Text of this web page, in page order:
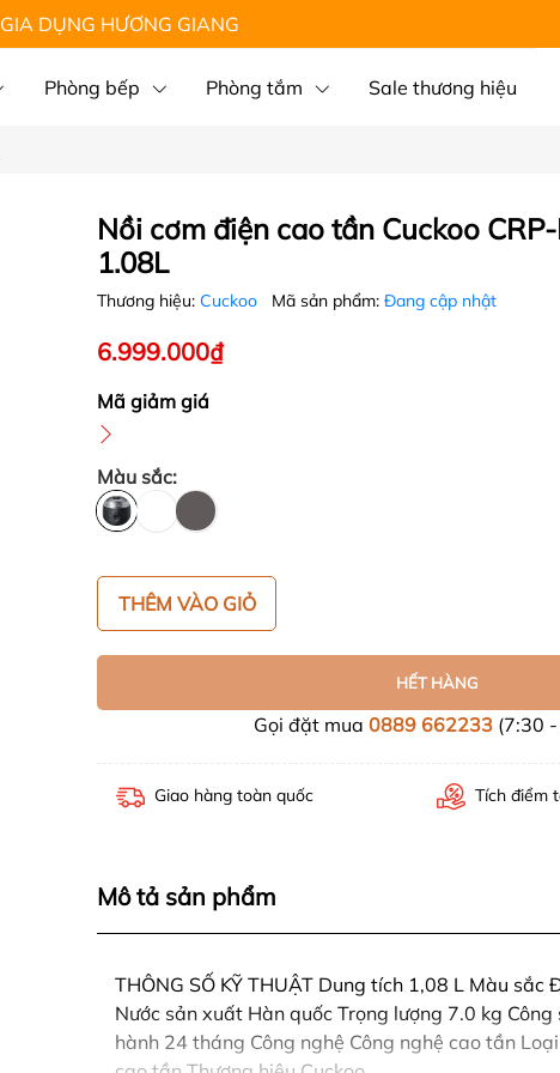
DỤNG HƯƠNG GIANG
Phòng bếp Phòng tắm Sale thương hiệu
Nồi cơm điện cao tần Cuckoo
1.08L
Thương hiệu: Cuckoo Mã sản phẩm: Đang cập nhật
6.999.000₫
Mã giảm giá
Màu sắc:
THÊM VÀO GIỎ
HẾT HÀNG
Gọi đặt mua 0889 662233(7:30 -
Giao hàng toàn quốc Tích điểm
Mô tả sản phẩm
THÔNG SỐ KỸ THUẬT Dung tích 1,08 L Màu sắc
Nước sản xuất Hàn quốc Trọng lượng 7.0 kg
hành 24 tháng Công nghệ Công nghệ cao tần